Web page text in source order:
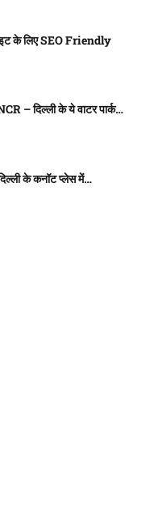
के लिए SEO Friendly
– दिल्ली के ये वाटर पार्क…
के कनॉट प्लेस में…